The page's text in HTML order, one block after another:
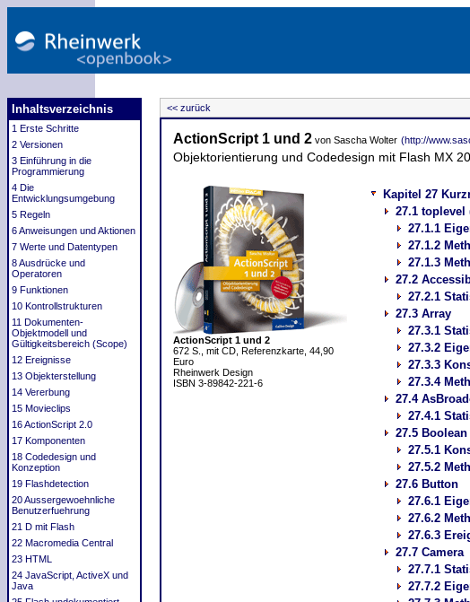
Inhaltsverzeichnis
1 Erste Schritte
2 Versionen
3 Einführung in die
Programmierung
4 Die
Entwicklungsumgebung
5 Regeln
6 Anweisungen und Aktionen
7 Werte und Datentypen
8 Ausdrücke und
Operatoren
9 Funktionen
10 Kontrollstrukturen
11 Dokumenten-
Objektmodell und
Gültigkeitsbereich (Scope)
12 Ereignisse
13 Objekterstellung
14 Vererbung
15 Movieclips
16 ActionScript 2.0
17 Komponenten
18 Codedesign und
Konzeption
19 Flashdetection
20 Aussergewoehnliche
Benutzerfuehrung
21 D mit Flash
22 Macromedia Central
23 HTML
24 JavaScript, ActiveX und
Java
<< zurück
ActionScript 1 und 2 von Sascha Wolter (http://
Objektorientierung und Codedesign mit Flash MX
ActionScript 1 und 2
672 S., mit CD, Referenzkarte, 44,90
Euro
Rheinwerk Design
ISBN 3-89842-221-6
Kapitel 27
27.1 toplevel
27.1.1
27.1.2
27.1.3
27.2
27.2.1
27.3 Array
27.3.1
27.3.2
27.3.3
27.3.4
27.4
27.4.1
27.5 Boolean
27.5.1
27.5.2
27.6 Button
27.6.1
27.6.2
27.6.3
27.7 Camera
27.7.1
27.7.2